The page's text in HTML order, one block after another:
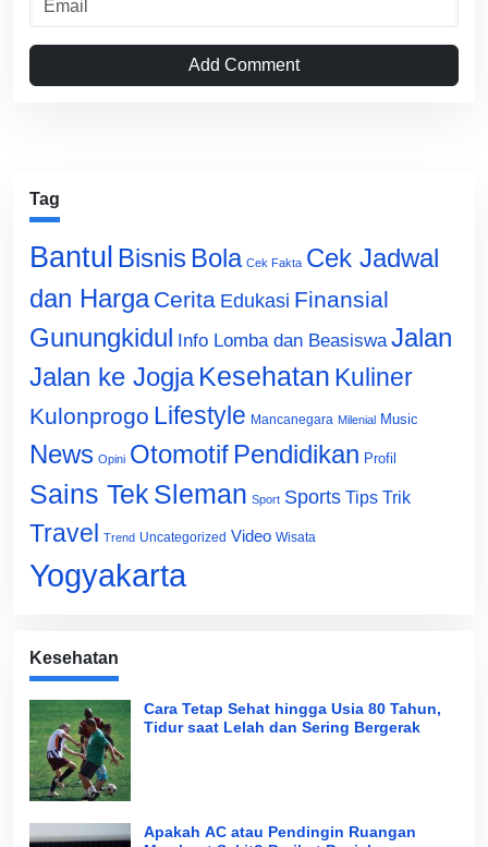
Add Comment
Tag
Bantul Bisnis Bola Cek Fakta Cek Jadwal
dan Harga Cerita Edukasi Finansial
Gunungkidul Info Lomba dan Beasiswa Jalan
Jalan ke Jogja Kesehatan Kuliner
Kulonprogo Lifestyle Mancanegara Milenial Music
News Opini Otomotif Pendidikan Profil
Sains Tek Sleman Sport Sports Tips Trik
Travel Trend Uncategorized Video Wisata
Yogyakarta
Kesehatan
Cara Tetap Sehat hingga Usia 80 Tahun,
Tidur saat Lelah dan Sering Bergerak
Apakah AC atau Pendingin Ruangan